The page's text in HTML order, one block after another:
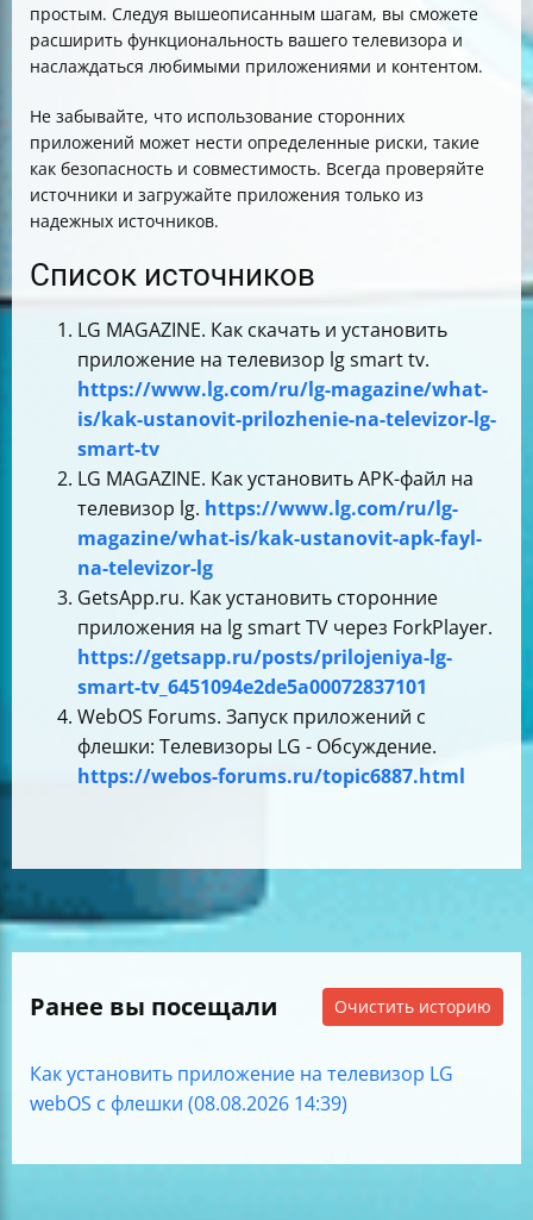
простым. Следуя вышеописанным шагам, вы сможете
расширить функциональность вашего телевизора и
наслаждаться любимыми приложениями и контентом.
Не забывайте, что использование сторонних
приложений может нести определенные риски, такие
как безопасность и совместимость. Всегда проверяйте
источники и загружайте приложения только из
надежных источников.
Список источников
LG MAGAZINE. Как скачать и установить
приложение на телевизор lg smart tv.
https://www.lg.com/ru/lg-magazine/what-
is/kak-ustanovit-prilozhenie-na-televizor-lg-
smart-tv
LG MAGAZINE. Как установить APK-файл на
телевизор lg. https://www.lg.com/ru/lg-
magazine/what-is/kak-ustanovit-apk-fayl-
na-televizor-lg
GetsApp.ru. Как установить сторонние
приложения на lg smart TV через ForkPlayer.
https://getsapp.ru/posts/prilojeniya-lg-
smart-tv_6451094e2de5a00072837101
WebOS Forums. Запуск приложений с
флешки: Телевизоры LG - Обсуждение.
https://webos-forums.ru/topic6887.html
Ранее вы посещали Очистить историю
Как установить приложение на телевизор LG
webOS с флешки (08.08.2026 14:39)